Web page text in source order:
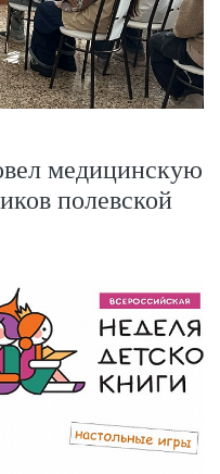
медицинскую
полевской